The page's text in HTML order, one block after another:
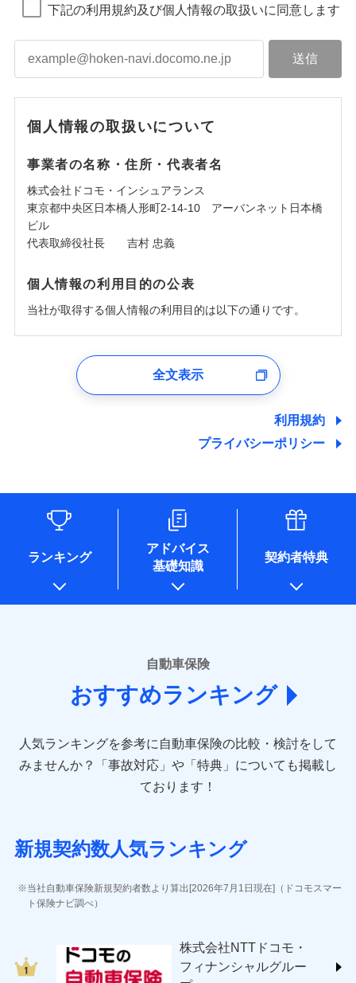
下記の利用規約及び個人情報の取扱いに同意します
個人情報の取扱いについて
事業者の名称・住所・代表者名
株式会社ドコモ・インシュアランス
東京都中央区日本橋人形町2-14-10 アーバンネット日本橋
ビル
代表取締役社長 吉村 忠義
個人情報の利用目的の公表
当社が取得する個人情報の利用目的は以下の通りです。
ユーザー登録受付および、管理のため
しくは委託を受けている保険会社・提携会社の保険その他に
関する情報を提供し、金融商品等の契約を勧奨するため、ま
た維持管理等の委託業務遂行のため、またそれらに付帯、関
情報を取引のある他の保険会社の商品・サービスをご提案す
るために利用させていただくことがあります。）
各種セミナーの開催のため
コンサルティングサービスの実施のため
アンケートやキャンペーン等の実施のため
上記に係る案内・手続き・管理等付帯業務を行うため
* 当社が委託を受けている保険会社の情報は、保険会社のホ
ームページに掲載しておりますので、ご確認ください。
あいおいニッセイ同和損害保険株式会社
(https://www.aioinissaydowa.co.jp/)
アクサ損害保険株式会社 (https://www.axa-
direct.co.jp/)
sompo.co.jp/)
東京海上ダイレクト損害保険株式会社 (https://www.e-
AIG損害保険株式会社 (https://www.aig.co.jp/sonpo)
ジェイアイ傷害火災保険株式会社
ソニー損害保険株式会社
(https://www.sonysonpo.co.jp/)
ＳＯＭＰＯダイレクト損害保険株式会社
(https://www.sompo-direct.co.jp/)
全文表示
利用規約
プライバシーポリシー
ランキング
アドバイス
基礎知識
契約者特典
自動車保険
おすすめランキング
人気ランキングを参考に自動車保険の比較・検討をして
みませんか？
「事故対応」や「特典」についても掲載し
ております！
新規契約数人気ランキング
当社自動車保険新規契約者数より算出[2026年7月1日現在]（ドコモスマー
ト保険ナビ調べ）
株式会社NTTドコモ・
フィナンシャルグルー